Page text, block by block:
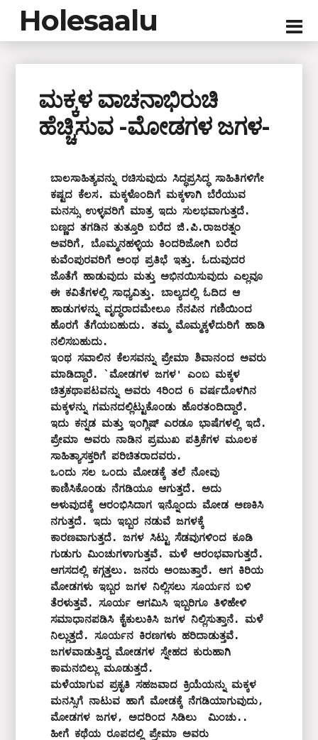
Holesaalu
ಮಕ್ಕಳ ವಾಚನಾಭಿರುಚಿ
ಹೆಚ್ಚಿಸುವ -ಮೋಡಗಳ ಜಗಳ-
ಬಾಲಸಾಹಿತ್ಯವನ್ನು ರಚಿಸುವುದು ಸಿದ್ಧಪ್ರಸಿದ್ಧ ಸಾಹಿತಿಗಳಿಗೇ
ಕಷ್ಟದ ಕೆಲಸ. ಮಕ್ಕಳೊಂದಿಗೆ ಮಕ್ಕಳಾಗಿ ಬೆರೆಯುವ
ಮನಸ್ಸು ಉಳ್ಳವರಿಗೆ ಮಾತ್ರ ಇದು ಸುಲಭವಾಗುತ್ತದೆ.
ಬಣ್ಣದ ತಗಡಿನ ತುತ್ತೂರಿ ಬರೆದ ಜಿ.ಪಿ.ರಾಜರತ್ನಂ
ಅವರಿಗೆ, ಬೊಮ್ಮನಹಳ್ಳಿಯ ಕಿಂದರಿಜೋಗಿ ಬರೆದ
ಕುವೆಂಪುರವರಿಗೆ ಅಂಥ ಪ್ರತಿಭೆ ಇತ್ತು. ಓದುವುದರ
ಜೊತೆಗೆ ಹಾಡುವುದು ಮತ್ತು ಅಭಿನಯಿಸುವುದು ಎಲ್ಲವೂ
ಈ ಕವಿತೆಗಳಲ್ಲಿ ಸಾಧ್ಯವಿತ್ತು. ಬಾಲ್ಯದಲ್ಲಿ ಓದಿದ ಆ
ಹಾಡುಗಳನ್ನು ವೃದ್ಧರಾದಮೇಲೂ ನೆನಪಿನ ಗಣಿಯಿಂದ
ಹೊರಗೆ ತೆಗೆಯಬಹುದು. ತಮ್ಮ ಮೊಮ್ಮಕ್ಕಳೆದುರಿಗೆ ಹಾಡಿ
ನಲಿಸಬಹುದು.
ಇಂಥ ಸವಾಲಿನ ಕೆಲಸವನ್ನು ಪ್ರೇಮಾ ಶಿವಾನಂದ ಅವರು
ಮಾಡಿದ್ದಾರೆ. `ಮೋಡಗಳ ಜಗಳ' ಎಂಬ ಮಕ್ಕಳ
ಚಿತ್ರಕಥಾಪಟವನ್ನು ಅವರು 4ರಿಂದ 6 ವರ್ಷದೊಳಗಿನ
ಮಕ್ಕಳನ್ನು ಗಮನದಲ್ಲಿಟ್ಟುಕೊಂಡು ಹೊರತಂದಿದ್ದಾರೆ.
ಇದು ಕನ್ನಡ ಮತ್ತು ಇಂಗ್ಲಿಷ್‌ ಎರಡೂ ಭಾಷೆಗಳಲ್ಲಿ ಇದೆ.
ಪ್ರೇಮಾ ಅವರು ನಾಡಿನ ಪ್ರಮುಖ ಪತ್ರಿಕೆಗಳ ಮೂಲಕ
ಸಾಹಿತ್ಯಾಸಕ್ತರಿಗೆ ಪರಿಚಿತರಾದವರು.
ಒಂದು ಸಲ ಒಂದು ಮೋಡಕ್ಕೆ ತಲೆ ನೋವು
ಕಾಣಿಸಿಕೊಂಡು ನೆಗಡಿಯೂ ಆಗುತ್ತದೆ. ಅದು
ಅಳುವುದಕ್ಕೆ ಆರಂಭಿಸಿದಾಗ ಇನ್ನೊಂದು ಮೋಡ ಅಣಕಿಸಿ
ನಗುತ್ತದೆ. ಇದು ಇಬ್ಬರ ನಡುವೆ ಜಗಳಕ್ಕೆ
ಕಾರಣವಾಗುತ್ತದೆ. ಜಗಳ ಸಿಟ್ಟು ಸೆಡವುಗಳಿಂದ ಕೂಡಿ
ಗುಡುಗು ಮಿಂಚುಗಳಾಗುತ್ತವೆ. ಮಳೆ ಆರಂಭವಾಗುತ್ತದೆ.
ಆಗಸದಲ್ಲಿ ಕಗ್ಗತ್ತಲು. ಜನರು ಅಂಜುತ್ತಾರೆ. ಆಗ ಕಿರಿಯ
ಮೋಡಗಳು ಇಬ್ಬರ ಜಗಳ ನಿಲ್ಲಿಸಲು ಸೂರ್ಯನ ಬಳಿ
ತೆರಳುತ್ತವೆ. ಸೂರ್ಯ ಆಗಮಿಸಿ ಇಬ್ಬರಿಗೂ ತಿಳಿಹೇಳಿ
ಸಮಾಧಾನಪಡಿಸಿ ಕೈಕುಲುಕಿಸಿ ಜಗಳ ನಿಲ್ಲಿಸುತ್ತಾನೆ. ಮಳೆ
ನಿಲ್ಲುತ್ತದೆ. ಸೂರ್ಯನ ಕಿರಣಗಳು ಹರಿದಾಡುತ್ತವೆ.
ಜಗಳವಾಡುತ್ತಿದ್ದ ಮೋಡಗಳ ಸ್ನೇಹದ ಕುರುಹಾಗಿ
ಕಾಮನಬಿಲ್ಲು ಮೂಡುತ್ತದೆ.
ಮಳೆಯಾಗುವ ಪ್ರಕೃತಿ ಸಹಜವಾದ ಕ್ರಿಯೆಯನ್ನು ಮಕ್ಕಳ
ಮನಸ್ಸಿಗೆ ನಾಟುವ ಹಾಗೆ ಮೋಡಕ್ಕೆ ನೆಗಡಿಯಾಗುವುದು,
ಮೋಡಗಳ ಜಗಳ, ಅದರಿಂದ ಸಿಡಿಲು  ಮಿಂಚು..
ಹೀಗೆ ಕಥೆಯ ರೂಪದಲ್ಲಿ ಪ್ರೇಮಾ ಅವರು